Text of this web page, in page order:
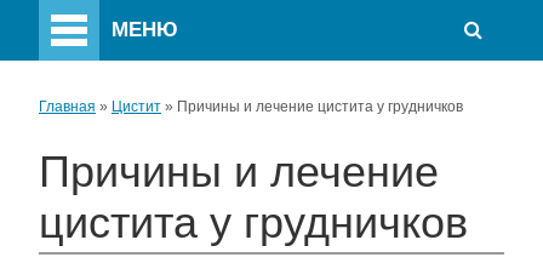
МЕНЮ
Главная » Цистит » Причины и лечение цистита у грудничков
Причины и лечение
цистита у грудничков